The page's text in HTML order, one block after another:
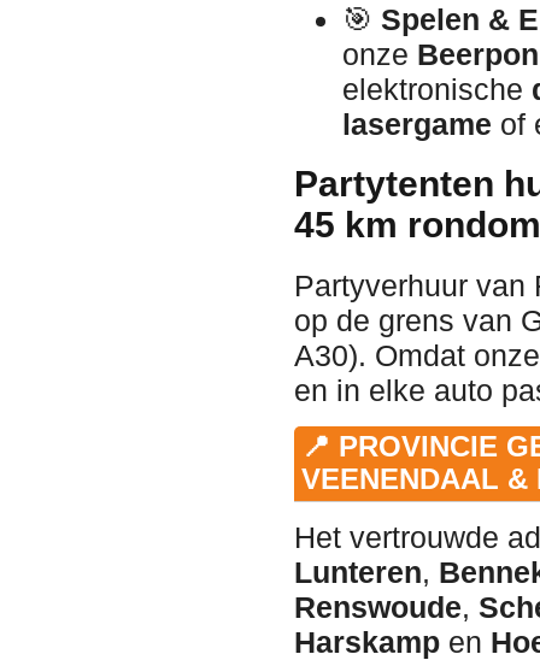
🎯 Spelen &
onze
elektronische
lasergame of
Partytenten
45 km
Partyverhuur
op de grens van
A30). Omdat
en in elke auto
📍 PROVINCIE
VEENENDAAL &
Het vertrouwde
Lunteren,
Renswoude,
Harskamp en